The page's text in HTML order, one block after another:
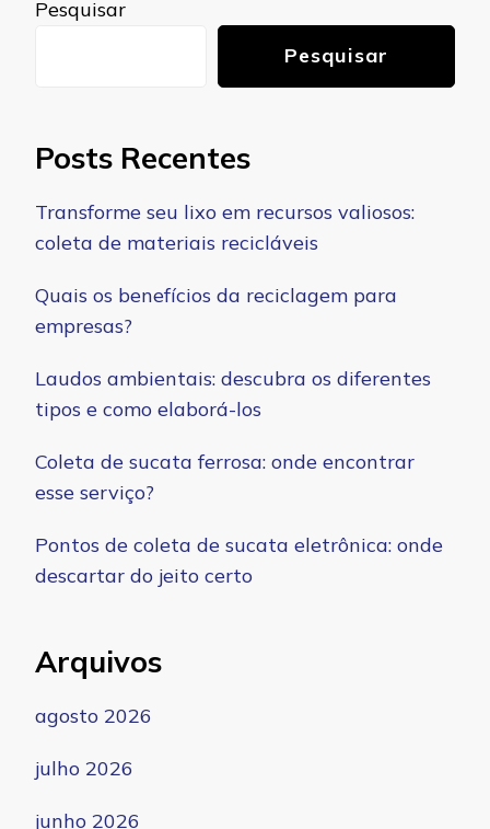
Pesquisar
Pesquisar
Posts Recentes
Transforme seu lixo em recursos valiosos:
coleta de materiais recicláveis
Quais os benefícios da reciclagem para
empresas?
Laudos ambientais: descubra os diferentes
tipos e como elaborá-los
Coleta de sucata ferrosa: onde encontrar
esse serviço?
Pontos de coleta de sucata eletrônica: onde
descartar do jeito certo
Arquivos
agosto 2026
julho 2026
junho 2026